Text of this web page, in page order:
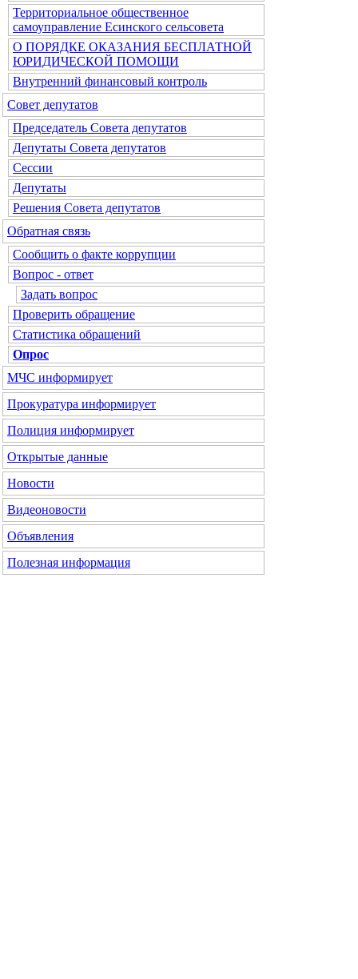
Территориальное общественное
самоуправление Есинского сельсовета
О ПОРЯДКЕ ОКАЗАНИЯ БЕСПЛАТНОЙ
ЮРИДИЧЕСКОЙ ПОМОЩИ
Внутренний финансовый контроль
Совет депутатов
Председатель Совета депутатов
Депутаты Совета депутатов
Сессии
Депутаты
Решения Совета депутатов
Обратная связь
Сообщить о факте коррупции
Вопрос - ответ
Задать вопрос
Проверить обращение
Статистика обращений
Опрос
МЧС информирует
Прокуратура информирует
Полиция информирует
Открытые данные
Новости
Видеоновости
Объявления
Полезная информация